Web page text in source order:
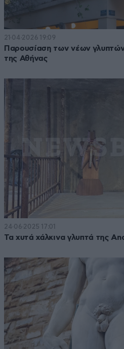
21·04·2026 19:09
Παρουσίαση των νέων
της Αθήνας
24·06·2025 17:01
Τα χυτά χάλκινα γλυπτά της